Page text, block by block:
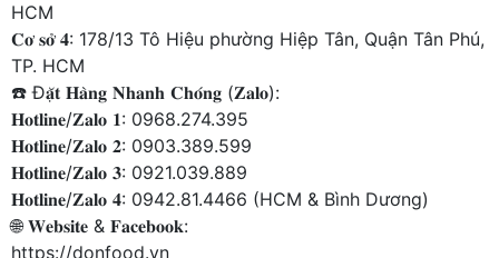
HCM
𝐂𝐨̛ 𝐬𝐨̛̉ 𝟒: 178/13 Tô Hiệu phường Hiệp Tân, Quận Tân Phú,
TP. HCM
☎️ Đ𝐚̣̆𝐭 𝐇𝐚̀𝐧𝐠 𝐍𝐡𝐚𝐧𝐡 𝐂𝐡𝐨́𝐧𝐠 (𝐙𝐚𝐥𝐨):
𝐇𝐨𝐭𝐥𝐢𝐧𝐞/𝐙𝐚𝐥𝐨 𝟏: 0968.274.395
𝐇𝐨𝐭𝐥𝐢𝐧𝐞/𝐙𝐚𝐥𝐨 𝟐: 0903.389.599
𝐇𝐨𝐭𝐥𝐢𝐧𝐞/𝐙𝐚𝐥𝐨 𝟑: 0921.039.889
𝐇𝐨𝐭𝐥𝐢𝐧𝐞/𝐙𝐚𝐥𝐨 𝟒: 0942.81.4466 (HCM & Bình Dương)
🌐 𝐖𝐞𝐛𝐬𝐢𝐭𝐞 & 𝐅𝐚𝐜𝐞𝐛𝐨𝐨𝐤:
https://donfood.vn